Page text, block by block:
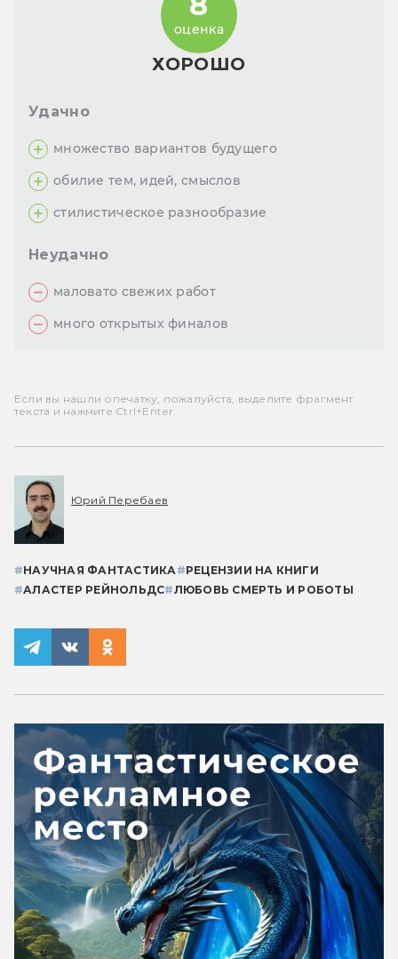
ХОРОШО
оценка
Удачно
множество вариантов будущего
обилие тем, идей, смыслов
стилистическое разнообразие
Неудачно
маловато свежих работ
много открытых финалов
Если вы нашли опечатку, пожалуйста, выделите фрагмент
текста и нажмите Ctrl+Enter.
Юрий Перебаев
#НАУЧНАЯ ФАНТАСТИКА #РЕЦЕНЗИИ НА КНИГИ
#АЛАСТЕР РЕЙНОЛЬДС#ЛЮБОВЬ СМЕРТЬ И РОБОТЫ